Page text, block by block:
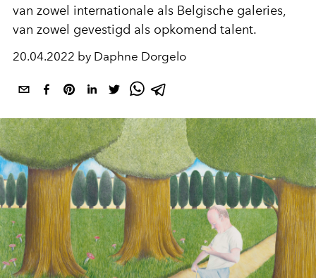
van zowel internationale als Belgische galeries,
van zowel gevestigd als opkomend talent.
20.04.2022 by Daphne Dorgelo